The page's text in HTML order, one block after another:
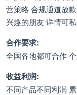
营策略 合规通道放
兴趣的朋友 详情可
合作要求:
全国各地都可合作
收益利润:
不同产品不同利润